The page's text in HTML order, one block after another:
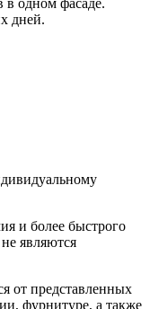
дней.
и более быстрого
являются
от представленных
фурнитуре, а также